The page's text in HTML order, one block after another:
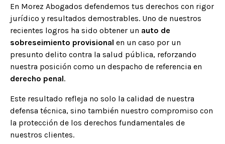
En Morez Abogados defendemos tus derechos con rigor
jurídico y resultados demostrables. Uno de nuestros
recientes logros ha sido obtener un auto de
sobreseimiento provisional en un caso por un
presunto delito contra la salud pública, reforzando
nuestra posición como un despacho de referencia en
derecho penal.
Este resultado refleja no solo la calidad de nuestra
defensa técnica, sino también nuestro compromiso con
la protección de los derechos fundamentales de
nuestros clientes.